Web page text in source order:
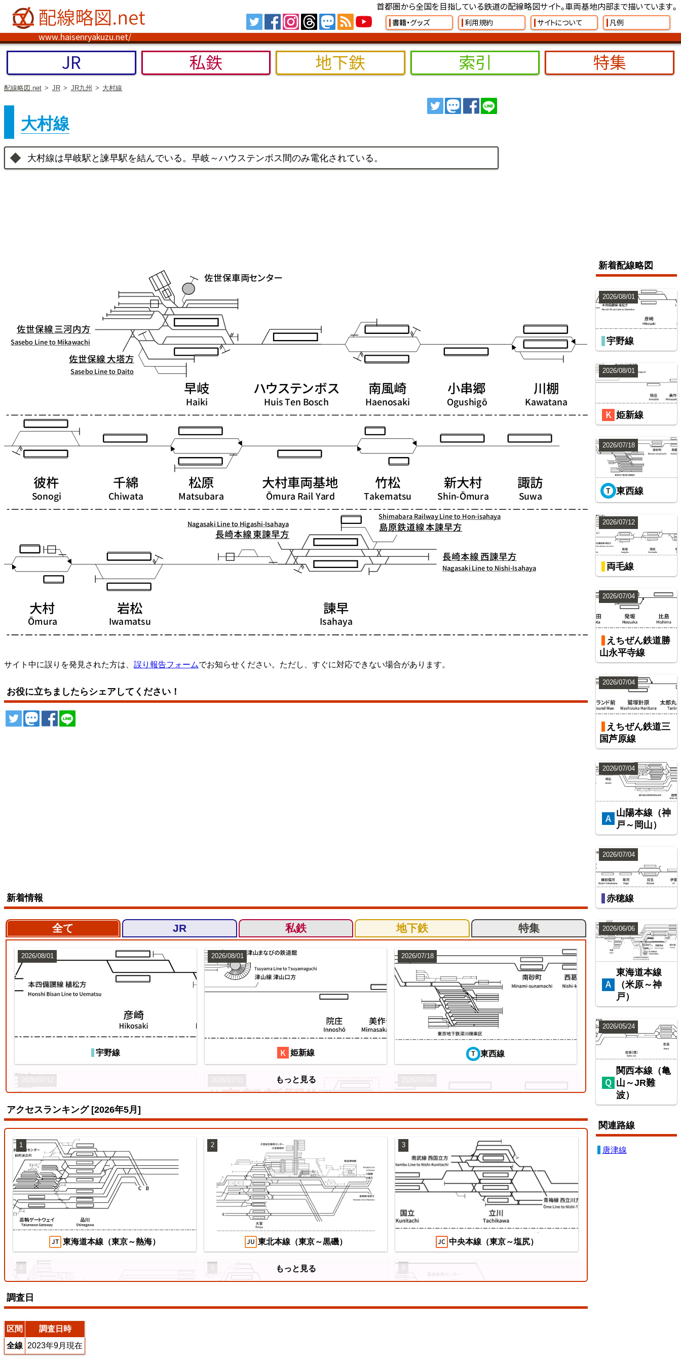
首都圏から全国を目指している鉄道の配線略図サイト。車両基地内部まで描いています。
書籍・グッズ 利用規約 サイトについて 凡例
www.haisenryakuzu.net/
Tw FB IG TH MS RSS
JR 私鉄 地下鉄 索引 特集
配線略図.net JR JR九州 大村線
ツイートトゥート
シェア
大村線
大村線は早岐駅と諫早駅を結んでいる。早岐～ハウステンボス間のみ電化されている。
サイト中に誤りを発見された方は、 誤り報告フォームでお知らせください。ただし、すぐに対応できない場合があります。
お役に立ちましたらシェアしてください！
ツイートトゥート
シェア
新着情報
全て JR 私鉄 地下鉄 特集
宇野線
2026/08/01
姫新線
2026/08/01
東西線
2026/07/18
両毛線
【待望の複線化】成田空港機能強化で京成成田
スカイアクセス・JRの配線はどう変わる？
えちぜん鉄道勝山永平寺線
えちぜん鉄道三国芦原線
2026/07/04
山陽本線（神戸～岡山）
2026/07/04
もっと見る
アクセスランキング [2026年5月]
東海道本線（東京～熱海）
1
東北本線（東京～黒磯）
2
中央本線（東京～塩尻）
3
もっと見る
調査日
区間
調査日時
全線 2023年9月現在
新着配線略図
宇野線
2026/08/01
姫新線
2026/08/01
東西線
2026/07/18
両毛線
2026/07/12
えちぜん鉄道勝
山永平寺線
2026/07/04
えちぜん鉄道三
国芦原線
2026/07/04
山陽本線（神
戸～岡山）
2026/07/04
赤穂線
2026/07/04
東海道本線
（米原～神
戸）
2026/06/06
関西本線（亀
山～JR難
波）
2026/05/24
関連路線
唐津線